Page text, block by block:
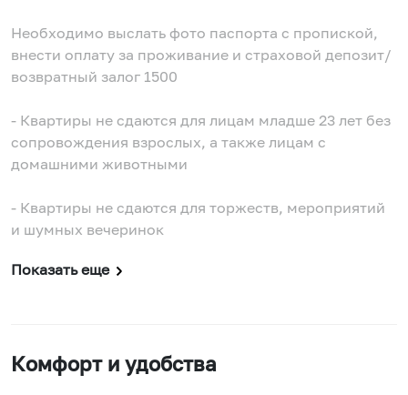
Необходимо выслать фото паспорта с пропиской,
внести оплату за проживание и страховой депозит/
возвратный залог 1500
- Квартиры не сдаются для лицам младше 23 лет без
сопровождения взрослых, а также лицам с
домашними животными
- Квартиры не сдаются для торжеств, мероприятий
и шумных вечеринок
Показать еще
Комфорт и удобства